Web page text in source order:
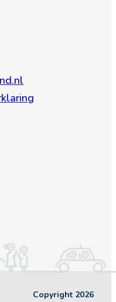
Copyright 2026